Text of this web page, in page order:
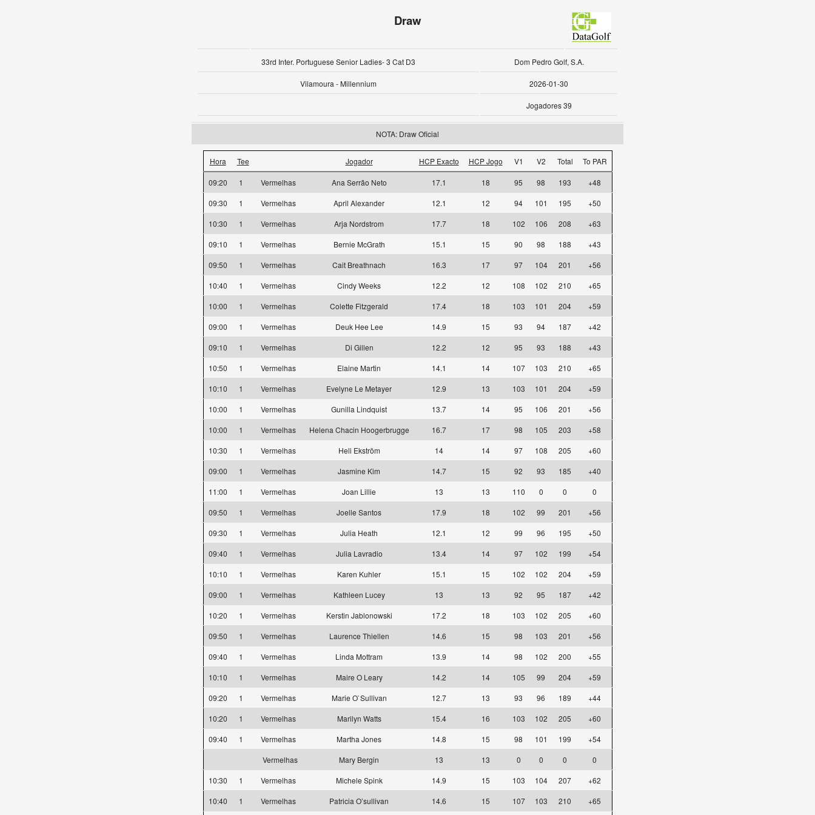
Draw
33rd Inter. Portuguese Senior Ladies- 3 Cat D3 Dom Pedro Golf, S.A.
Vilamoura - Millennium 2026-01-30
Jogadores 39
NOTA: Draw Oficial
Hora Tee Jogador HCP Exacto HCP Jogo V1 V2 Total To PAR
09:20 1 Vermelhas Ana Serrão Neto 17.1 18 95 98 193
+48
09:30
1 Vermelhas April Alexander 12.1 12 94 101 195
+50
10:30
1 Vermelhas Arja Nordstrom 17.7 18 102 106 208
+63
09:10
1 Vermelhas Bernie McGrath 15.1 15 90 98 188
+43
09:50
1 Vermelhas Cait Breathnach 16.3 17 97 104 201
+56
10:40
1 Vermelhas Cindy Weeks 12.2 12 108 102 210
+65
10:00
1 Vermelhas Colette Fitzgerald 17.4 18 103 101 204
+59
09:00
1 Vermelhas Deuk Hee Lee 14.9 15 93 94 187
+42
09:10
1 Vermelhas Di Gillen 12.2 12 95 93 188
+43
10:50
1 Vermelhas Elaine Martin 14.1 14 107 103 210
+65
10:10
1 Vermelhas Evelyne Le Metayer 12.9 13 103 101 204
+59
10:00
1 Vermelhas Gunilla Lindquist 13.7 14 95 106 201
+56
10:00
1 Vermelhas Helena Chacin Hoogerbrugge 16.7 17 98 105 203
+58
10:30
1 Vermelhas Heli Ekström 14 14 97 108 205
+60
09:00
1 Vermelhas Jasmine Kim 14.7 15 92 93 185
+40
11:00
1 Vermelhas Joan Lillie 13 13 110 0 0
0
09:50
1 Vermelhas Joelle Santos 17.9 18 102 99 201
+56
09:30
1 Vermelhas Julia Heath 12.1 12 99 96 195
+50
09:40
1 Vermelhas Julia Lavradio 13.4 14 97 102 199
+54
10:10
1 Vermelhas Karen Kuhler 15.1 15 102 102 204
+59
09:00
1 Vermelhas Kathleen Lucey 13 13 92 95 187
+42
10:20
1 Vermelhas Kerstin Jablonowski 17.2 18 103 102 205
+60
09:50
1 Vermelhas Laurence Thiellen 14.6 15 98 103 201
+56
09:40
1 Vermelhas Linda Mottram 13.9 14 98 102 200
+55
10:10
1 Vermelhas Maire O Leary 14.2 14 105 99 204
+59
09:20
1 Vermelhas Marie O`Sullivan 12.7 13 93 96 189
+44
10:20
1 Vermelhas Marilyn Watts 15.4 16 103 102 205
+60
09:40
1 Vermelhas Martha Jones 14.8 15 98 101 199
+54
Vermelhas
Mary Bergin 13 13 0 0 0
0
10:30
1 Vermelhas Michele Spink 14.9 15 103 104 207
+62
10:40
1 Vermelhas Patricia O’sullivan 14.6 15 107 103 210 +65